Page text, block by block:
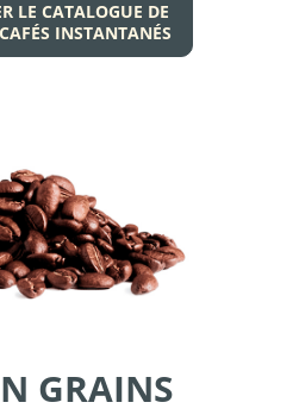
LE CATALOGUE DE
INSTANTANÉS
GRAINS